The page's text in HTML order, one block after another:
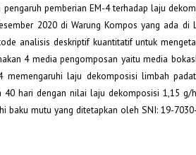
pemberian EM-4 terhadap laju
2020 di Warung Kompos yang ada di
analisis deskriptif kuantitatif untuk
4 media pengomposan yaitu media
laju dekomposisi limbah
hari dengan nilai laju dekomposisi 1,15 g/
baku mutu yang ditetapkan oleh SNI: 19-